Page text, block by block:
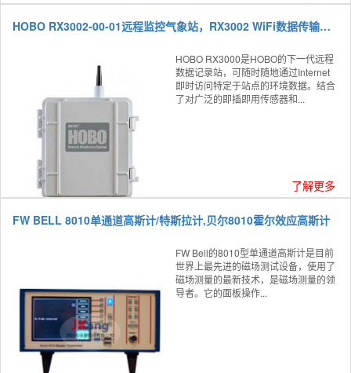
HOBO RX3002-00-01远程监控气象站，RX3002 WiFi数据传输气象站,RX3002气象监测仪
HOBO RX3000是HOBO的下一代远程
数据记录站，可随时随地通过Internet
即时访问特定于站点的环境数据。结合
了对广泛的即插即用传感器和...
了解更多
FW BELL 8010单通道高斯计/特斯拉计,贝尔8010霍尔效应高斯计
FW Bell的8010型单通道高斯计是目前
世界上最先进的磁场测试设备，使用了
磁场测量的最新技术，是磁场测量的领
导者。它的面板操作...